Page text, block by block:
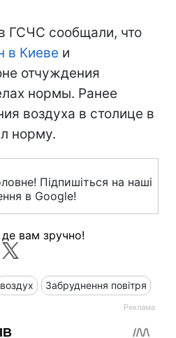
ГСЧС сообщали, что
в Киеве и
отчуждения
нормы. Ранее
воздуха в столице в
норму.
Підпишіться на наші
в Google!
вам зручно!
воздух Забруднення повітря